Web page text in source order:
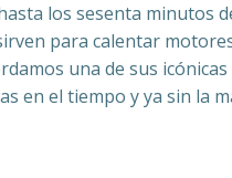
los sesenta minutos
para calentar
una de sus
en el tiempo y ya sin la